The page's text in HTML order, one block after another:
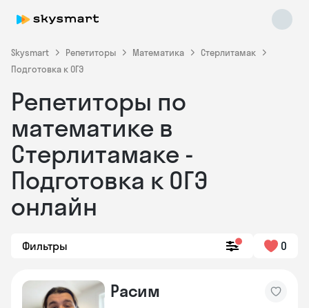
Skysmart Репетиторы Математика
Стерлитамак
Подготовка к ОГЭ
Репетиторы по
математике в
Стерлитамаке -
Подготовка к ОГЭ
онлайн
Фильтры 0
Расим
Skysmart Chat
online